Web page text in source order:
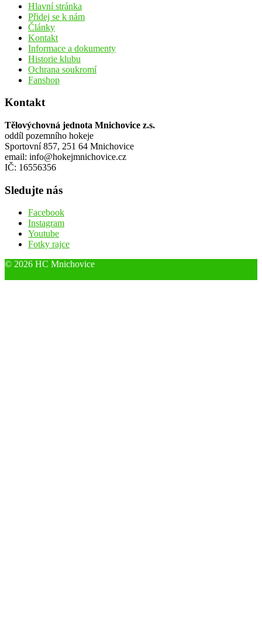
Hlavní stránka
Přidej se k nám
Články
Kontakt
Informace a dokumenty
Historie klubu
Ochrana soukromí
Fanshop
Kontakt
Tělovýchovná jednota Mnichovice z.s.
oddíl pozemního hokeje
Sportovní 857, 251 64 Mnichovice
email: info@hokejmnichovice.cz
IČ: 16556356
Sledujte nás
Facebook
Instagram
Youtube
Fotky rajce
© 2026 HC Mnichovice